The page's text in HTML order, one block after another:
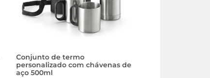
Conjunto de termo
personalizado com chávenas de
aço 500ml